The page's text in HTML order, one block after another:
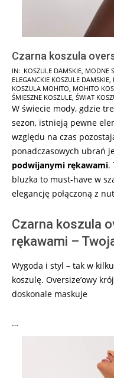
Czarna koszula
2024-
07-
01
IN: KOSZULE DAMSKIE, MODNE
ELEGANCKIE KOSZULE DAMSKIE,
KOSZULA MOHITO, MOHITO
ŚMIESZNE KOSZULE, ŚWIAT
W świecie mody, gdzie
sezon, istnieją pewne
względu na czas
ponadczasowych ubrań
podwijanymi rękawami.
bluzka to must-have w
elegancję połączoną z
Czarna koszula
rękawami –
Wygoda i styl – tak w
koszulę. Oversize’owy
doskonale maskuje
…